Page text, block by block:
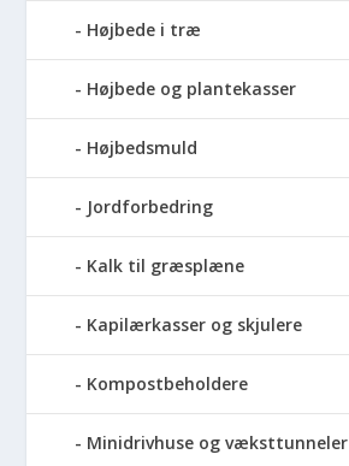
Højbede i træ
Højbede og plantekasser
Højbedsmuld
Jordforbedring
Kalk til græsplæne
Kapilærkasser og skjulere
Kompostbeholdere
Minidrivhuse og væksttunneler